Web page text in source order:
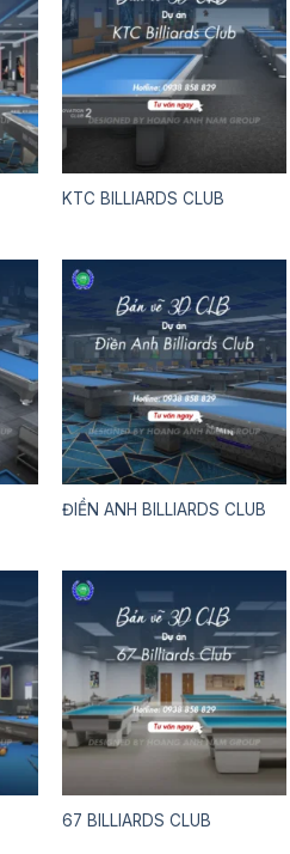
KTC BILLIARDS CLUB
ĐIỀN ANH BILLIARDS CLUB
67 BILLIARDS CLUB